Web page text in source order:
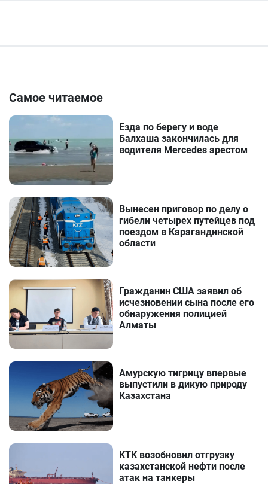
Самое читаемое
Езда по берегу и воде
Балхаша закончилась для
водителя Mercedes арестом
Вынесен приговор по делу о
гибели четырех путейцев под
поездом в Карагандинской
области
Гражданин США заявил об
исчезновении сына после его
обнаружения полицией
Алматы
Амурскую тигрицу впервые
выпустили в дикую природу
Казахстана
КТК возобновил отгрузку
казахстанской нефти после
атак на танкеры